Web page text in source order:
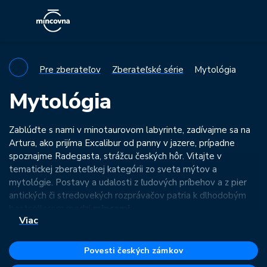
Pre zberateľov Zberateľské série Mytológia
Mytológia
Zablúďte s nami v minotaurovom labyrinte, zadívajme sa na
Artura, ako prijíma Excalibur od panny v jazere, prípadne
spoznajme Radegasta, strážcu českých hôr. Vitajte v
tematickej zberateľskej kategórii zo sveta mýtov a
mytológie. Postavy a udalosti z ľudových príbehov a z pier
antických či stredovekých rozprávačov patria k dlhodobým
od gréckych bájov a legiend až po český folklór. Nech už vás
to ťahá ktorýmkoľvek smerom, v tejto kategórii sa určite
Viac
Povesti českých zámkov